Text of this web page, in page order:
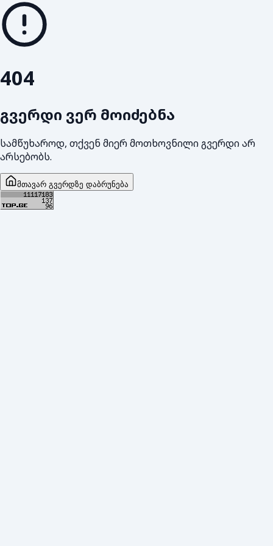
404
გვერდი ვერ მოიძებნა
სამწუხაროდ, თქვენ მიერ მოთხოვნილი გვერდი არ
არსებობს.
მთავარ გვერდზე დაბრუნება